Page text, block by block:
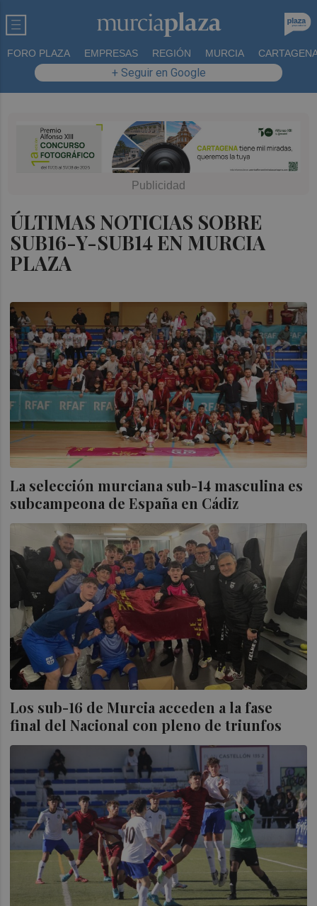
FORO PLAZA EMPRESAS REGIÓN MURCIA
+ Seguir en Google
ÚLTIMAS NOTICIAS SOBRE
SUB16-Y-SUB14 EN MURCIA
PLAZA
La selección murciana sub-14 masculina es
subcampeona de España en Cádiz
Los sub-16 de Murcia acceden a la fase
final del Nacional con pleno de triunfos